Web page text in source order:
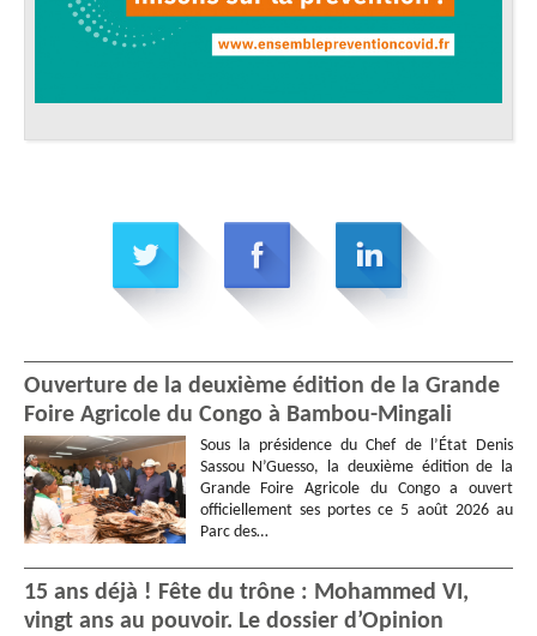
Ouverture de la deuxième édition de la Grande
Foire Agricole du Congo à Bambou-Mingali
Sous la présidence du Chef de l’État Denis
Sassou N’Guesso, la deuxième édition de la
Grande Foire Agricole du Congo a ouvert
officiellement ses portes ce 5 août 2026 au
Parc des…
15 ans déjà ! Fête du trône : Mohammed VI,
vingt ans au pouvoir. Le dossier d’Opinion